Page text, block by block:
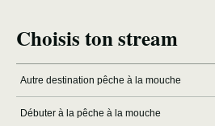
Choisis ton stream
Autre destination pêche à la mouche
Débuter à la pêche à la mouche